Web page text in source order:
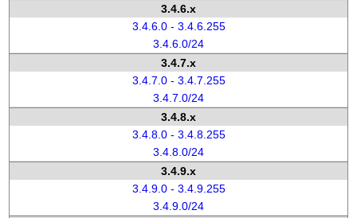
3.4.6.x
3.4.6.0 - 3.4.6.255
3.4.6.0/24
3.4.7.x
3.4.7.0 - 3.4.7.255
3.4.7.0/24
3.4.8.x
3.4.8.0 - 3.4.8.255
3.4.8.0/24
3.4.9.x
3.4.9.0 - 3.4.9.255
3.4.9.0/24